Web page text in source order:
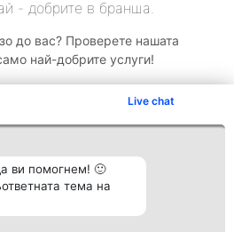
Live chat
ви помогнем! 🙂
тема на
- добрите в бранша.
до вас? Проверете нашата
най-добрите услуги!